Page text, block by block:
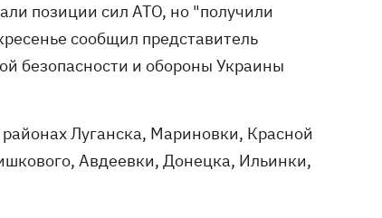
позиции сил АТО, но "получили
сообщил представитель
безопасности и обороны Украины
Луганска, Мариновки, Красной
Авдеевки, Донецка, Ильинки,